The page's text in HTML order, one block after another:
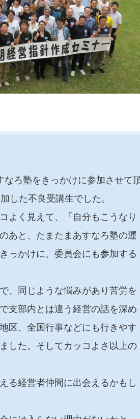
ろ塾をきっかけに参加させて
した不良受講生でした。
よく見えて、「自分もこうなり
あと、たまたまあすなろ塾の運
っかけに、委員会にも参加する
、同じような悩みがあり苦労を
支部内とは違う経営の話を深め
区、全国行事などにも行きやす
した。そしてカッコよさ以上の
る経営者仲間に出会えるかもし